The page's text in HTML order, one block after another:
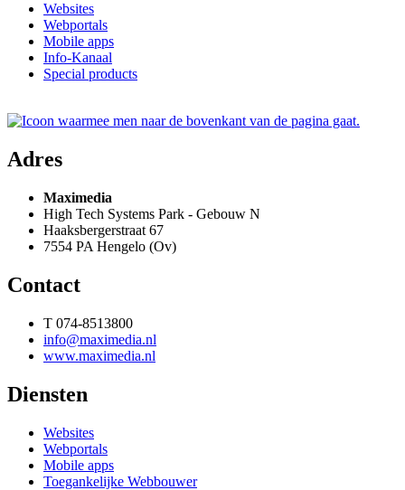
Websites
Webportals
Mobile apps
Info-Kanaal
Special products
Adres
Maximedia
High Tech Systems Park - Gebouw N
Haaksbergerstraat 67
7554 PA Hengelo (Ov)
Contact
T 074-8513800
info@maximedia.nl
www.maximedia.nl
Diensten
Websites
Webportals
Mobile apps
Toegankelijke Webbouwer